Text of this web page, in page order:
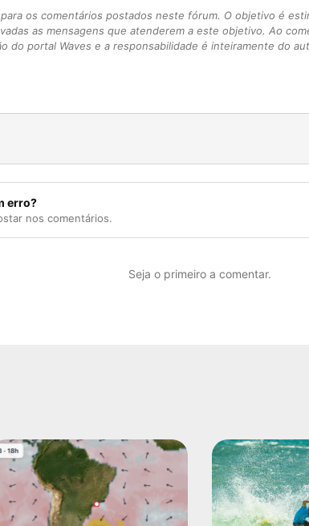
os comentários postados neste fórum. O objetivo é
as mensagens que atenderem a este objetivo. Ao
do portal Waves e a responsabilidade é inteiramente do
erro?
nos comentários.
Seja o primeiro a comentar.